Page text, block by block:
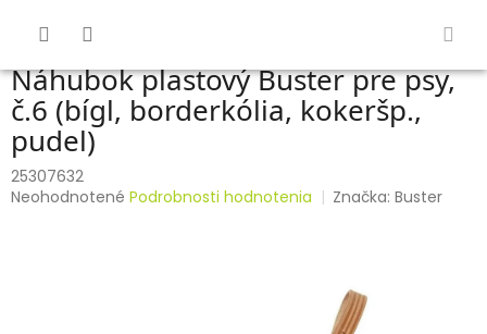
Náhubok plastový Buster pre psy,
č.6 (bígl, borderkólia, kokeršp.,
pudel)
25307632
Priemerné
Neohodnotené Podrobnosti hodnotenia Značka:Buster